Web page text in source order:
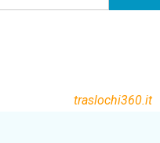
traslochi360.it